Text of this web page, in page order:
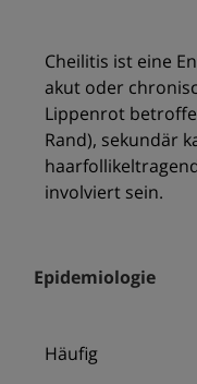
Cheilitis ist eine
akut oder
Lippenrot
Rand), sekundär
involviert sein.
Epidemiologie
Häufig